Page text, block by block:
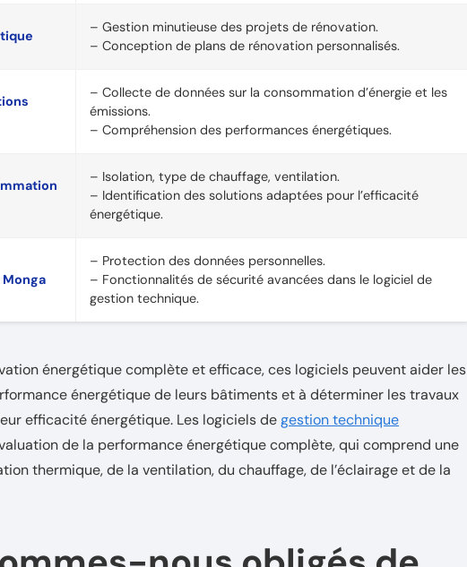
– Gestion minutieuse des projets de rénovation.
– Conception de plans de rénovation personnalisés.
– Collecte de données sur la consommation d’énergie et les
émissions.
– Compréhension des performances énergétiques.
– Isolation, type de chauffage, ventilation.
– Identification des solutions adaptées pour l’efficacité
énergétique.
– Protection des données personnelles.
– Fonctionnalités de sécurité avancées dans le logiciel de
gestion technique.
énergétique complète et efficace, ces logiciels peuvent aider les
énergétique de leurs bâtiments et à déterminer les travaux
efficacité énergétique. Les logiciels degestion technique
de la performance énergétique complète, qui comprend une
thermique, de la ventilation, du chauffage, de l’éclairage et de la